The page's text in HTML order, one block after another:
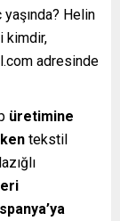
Helin
kimdir,
adresinde
üretimine
tekstil